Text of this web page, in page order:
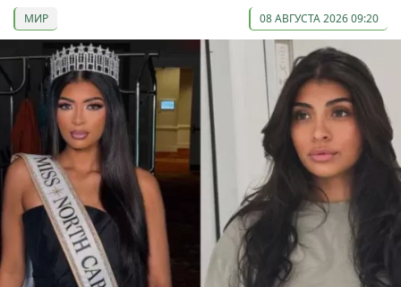
МИР 08 АВГУСТА 2026 09:20